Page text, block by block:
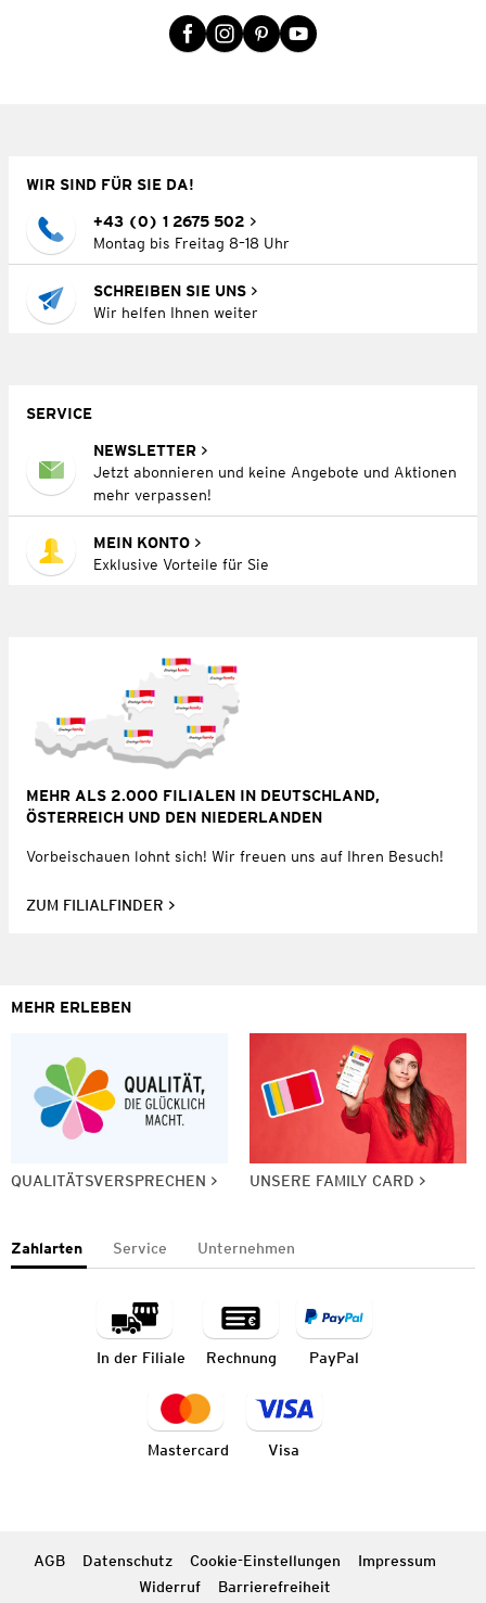
WIR SIND FÜR SIE DA!
+43 (0) 1 2675 502
Montag bis Freitag 8–18 Uhr
SCHREIBEN SIE UNS
Wir helfen Ihnen weiter
SERVICE
NEWSLETTER
Jetzt abonnieren und keine Angebote und Aktionen
mehr verpassen!
MEIN KONTO
Exklusive Vorteile für Sie
MEHR ALS 2.000 FILIALEN IN DEUTSCHLAND,
ÖSTERREICH UND DEN NIEDERLANDEN
Vorbeischauen lohnt sich! Wir freuen uns auf Ihren Besuch!
ZUM FILIALFINDER
MEHR ERLEBEN
QUALITÄTSVERSPRECHEN UNSERE FAMILY CARD
Zahlarten Service Unternehmen
In der Filiale Rechnung PayPal
Mastercard Visa
AGB Datenschutz Cookie-Einstellungen
Impressum
Widerruf
Barrierefreiheit